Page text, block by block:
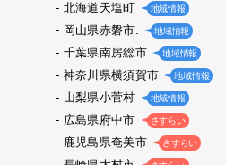
北海道天塩町 地域情報
岡山県赤磐市. 地域情報
千葉県南房総市 地域情報
神奈川県横須賀市 地域情報
山梨県小菅村 地域情報
広島県府中市 さすらい
鹿児島県奄美市 さすらい